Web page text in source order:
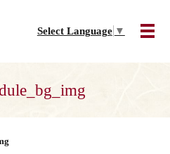
Select Language ▼
メ